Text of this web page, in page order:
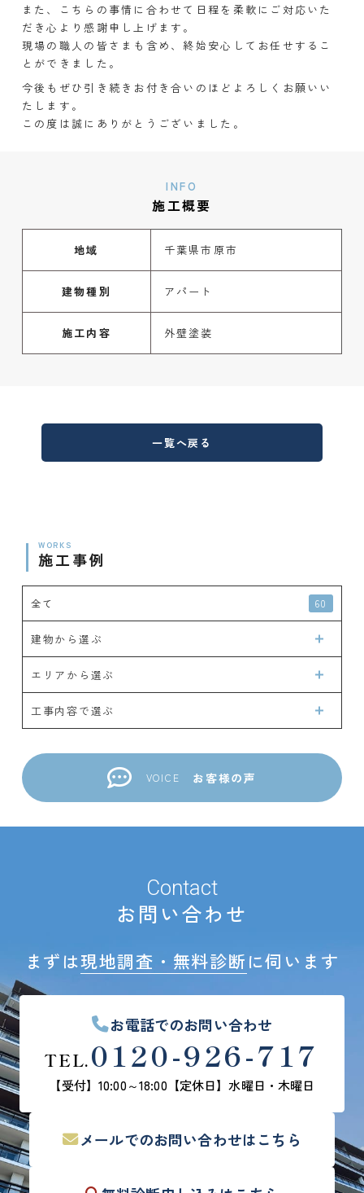
また、こちらの事情に合わせて日程を柔軟にご対応いた
だき心より感謝申し上げます。
現場の職人の皆さまも含め、終始安心してお任せするこ
とができました。
今後もぜひ引き続きお付き合いのほどよろしくお願いい
たします。
この度は誠にありがとうございました。
INFO
施工概要
地域 千葉県市原市
建物種別 アパート
施工内容 外壁塗装
一覧へ戻る
WORKS
施工事例
全て 60
建物から選ぶ
エリアから選ぶ
工事内容で選ぶ
VOICE お客様の声
Contact
お問い合わせ
まずは現地調査・無料診断 に伺います
お電話でのお問い合わせ
TEL.0120-926-717
【受付】10:00～18:00 【定休日】水曜日・木曜日
メールでのお問い合わせはこちら